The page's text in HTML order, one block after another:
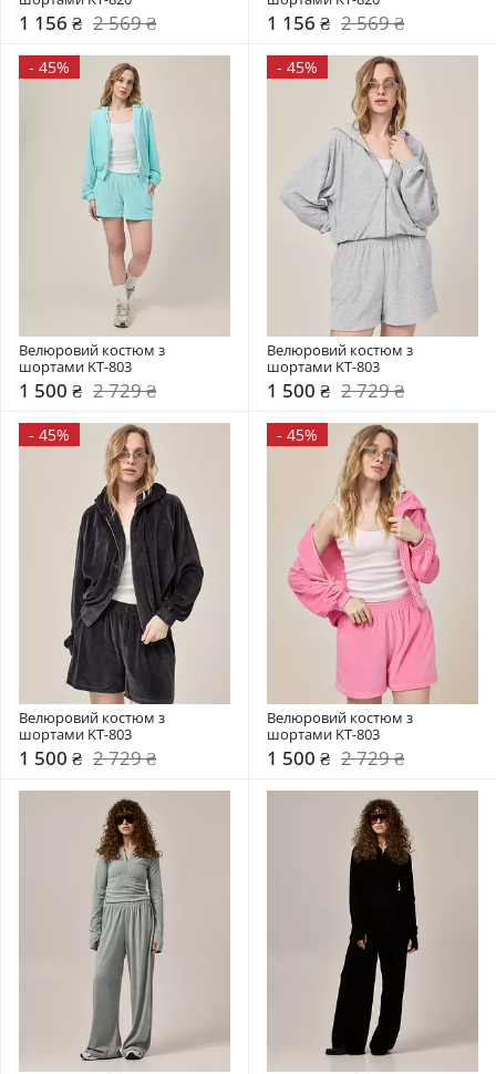
1 156 ₴ 2 569 ₴ 1 156 ₴ 2 569 ₴
- 45%
Велюровий костюм з
шортами KT-803
1 500 ₴ 2 729 ₴
- 45%
Велюровий костюм з
шортами KT-803
1 500 ₴ 2 729 ₴
- 45%
Велюровий костюм з
шортами KT-803
1 500 ₴ 2 729 ₴
- 45%
Велюровий костюм з
шортами KT-803
1 500 ₴ 2 729 ₴